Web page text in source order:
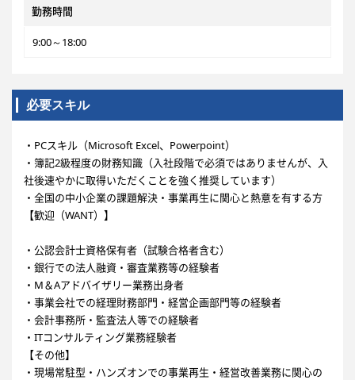
勤務時間
9:00～18:00
必要スキル
・PCスキル（Microsoft Excel、Powerpoint）
・簿記2級程度の財務知識（入社段階で必須ではありませんが、入
社後速やかに取得いただくことを強く推奨しています）
・全国の中小企業の課題解決・事業再生に関心と熱意を有する方
【歓迎（WANT）】
・公認会計士資格保有者（試験合格者含む）
・銀行での法人融資・審査業務等の経験者
・M＆Aアドバイザリー業務出身者
・事業会社での経理財務部門・経営企画部門等の経験者
・会計事務所・監査法人等での経験者
・ITコンサルティング業務経験者
【その他】
・現場常駐型・ハンズオンでの事業再生・経営改善業務に関心の